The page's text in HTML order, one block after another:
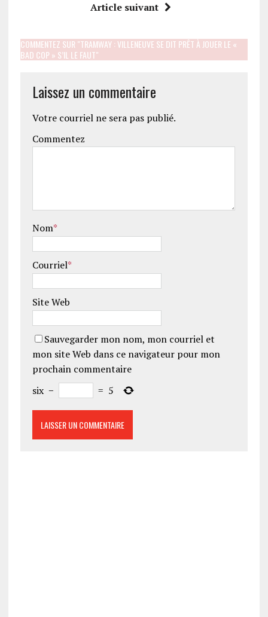
Article suivant
COMMENTEZ SUR "TRAMWAY : VILLENEUVE SE DIT PRÊT À JOUER LE «
BAD COP » S’IL LE FAUT"
Laissez un commentaire
Votre courriel ne sera pas publié.
Commentez
Nom*
Courriel*
Site Web
Sauvegarder mon nom, mon courriel et
mon site Web dans ce navigateur pour mon
prochain commentaire
six − = 5